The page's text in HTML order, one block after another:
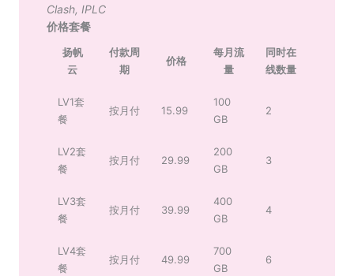
Clash, IPLC
价格套餐
扬帆
云
付款周
期
价格
每月流
量
同时在
线数量
LV1套
餐
按月付 15.99
100
GB
2
LV2套
餐
按月付 29.99
200
GB
3
LV3套
餐
按月付 39.99
400
GB
4
LV4套
餐
按月付 49.99
700
GB
6